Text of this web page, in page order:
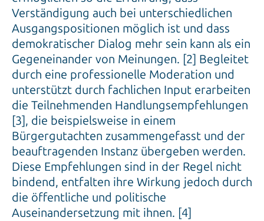
Verständigung auch bei unterschiedlichen
Ausgangspositionen möglich ist und dass
demokratischer Dialog mehr sein kann als ein
Gegeneinander von Meinungen. [2] Begleitet
durch eine professionelle Moderation und
unterstützt durch fachlichen Input erarbeiten
die Teilnehmenden Handlungsempfehlungen
[3], die beispielsweise in einem
Bürgergutachten zusammengefasst und der
beauftragenden Instanz übergeben werden.
Diese Empfehlungen sind in der Regel nicht
bindend, entfalten ihre Wirkung jedoch durch
die öffentliche und politische
Auseinandersetzung mit ihnen. [4]